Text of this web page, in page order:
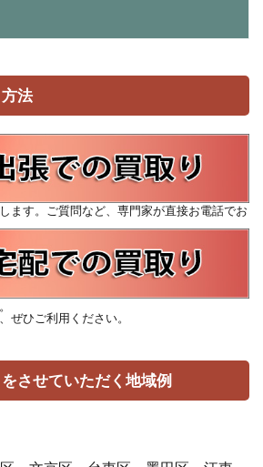
法
ます。ご質問など、専門家が直接お電話でお
ぜひご利用ください。
させていただく地域例